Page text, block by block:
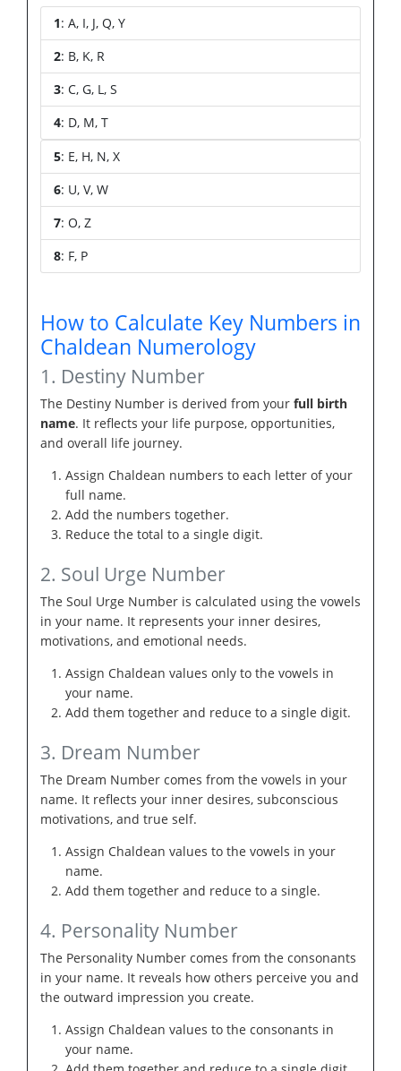
1: A, I, J, Q, Y
2: B, K, R
3: C, G, L, S
4: D, M, T
5: E, H, N, X
6: U, V, W
7: O, Z
8: F, P
How to Calculate Key Numbers in
Chaldean Numerology
1. Destiny Number
The Destiny Number is derived from your full birth
name. It reflects your life purpose, opportunities,
and overall life journey.
Assign Chaldean numbers to each letter of your
full name.
Add the numbers together.
Reduce the total to a single digit.
2. Soul Urge Number
The Soul Urge Number is calculated using the vowels
in your name. It represents your inner desires,
motivations, and emotional needs.
Assign Chaldean values only to the vowels in
your name.
Add them together and reduce to a single digit.
3. Dream Number
The Dream Number comes from the vowels in your
name. It reflects your inner desires, subconscious
motivations, and true self.
Assign Chaldean values to the vowels in your
name.
Add them together and reduce to a single.
4. Personality Number
The Personality Number comes from the consonants
in your name. It reveals how others perceive you and
the outward impression you create.
Assign Chaldean values to the consonants in
your name.